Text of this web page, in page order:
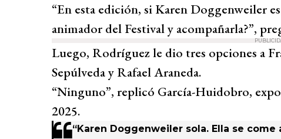
“En esta edición, si Karen Doggenweiler
animador del Festival y acompañarla?”,
Luego, Rodríguez le dio tres opciones a
Sepúlveda y Rafael Araneda.
“Ninguno”, replicó García-Huidobro,
2025.
“Karen Doggenweiler sola. Ella se